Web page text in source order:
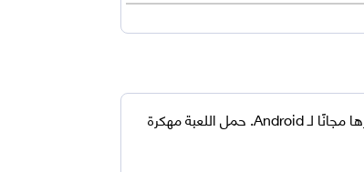
تم إصدارها مجانًا لـ Android. حمل اللعبة مهكرة